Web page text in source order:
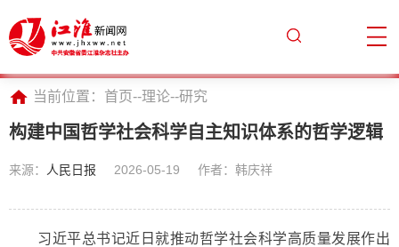
当前位置： 首页--理论--研究
构建中国哲学社会科学自主知识体系的哲学逻辑
来源： 人民日报 2026-05-19 作者：韩庆祥
习近平总书记近日就推动哲学社会科学高质量发展作出